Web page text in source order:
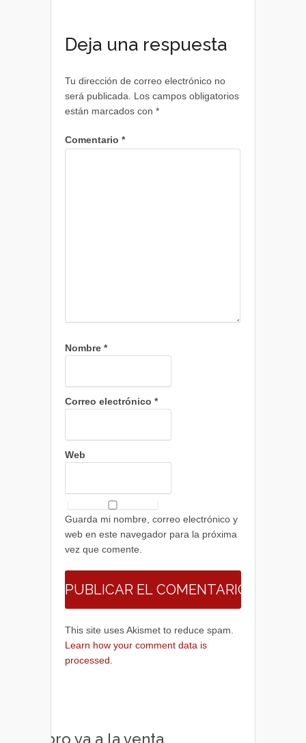
Deja una respuesta
Tu dirección de correo electrónico no
será publicada.
Los campos obligatorios
están marcados con *
Comentario *
Nombre *
Correo electrónico *
Web
Guarda mi nombre, correo electrónico y
web en este navegador para la próxima
vez que comente.
This site uses Akismet to reduce spam.
Learn how your comment data is
processed.
Libro ya a la venta